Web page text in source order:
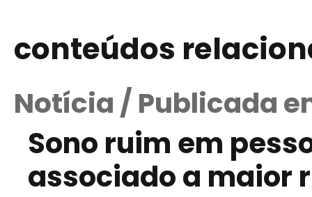
conteúdos
Notícia / Publicada
Sono ruim em
associado a maior